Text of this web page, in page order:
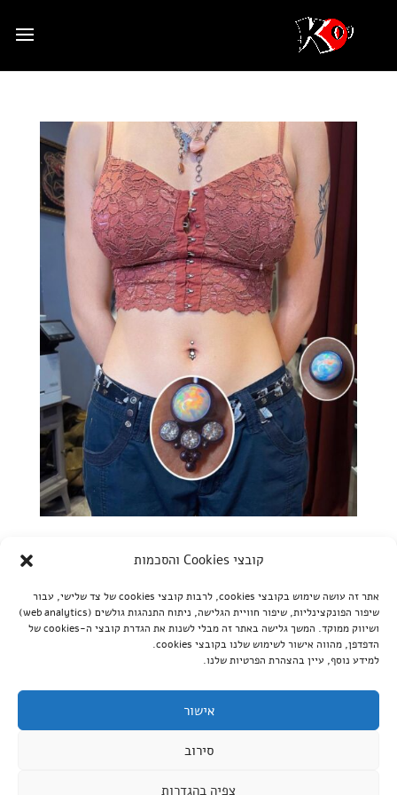
קובצי Cookies והסכמות
אתר זה עושה שימוש בקובצי cookies, לרבות קובצי cookies של צד שלישי, עבור
שיפור הפונקצינליות, שיפור חוויית הגלישה, ניתוח התנהגות גולשים (web analytics)
ושיווק ממוקד. המשך גלישה באתר זה מבלי לשנות את הגדרת קובצי ה-cookies של
הדפדפן, מהווה אישור לשימוש שלנו בקובצי cookies.
למידע נוסף, עיין בהצהרת הפרטיות שלנו.
אישור
סירוב
צפיה בהגדרות
עגיל בטבור: מחיר, החלמה ותכשיט ראשון
|דף בית, חשוב לדעת
נכתב על ידי אז בא לכם עגיל בטבור? לגמרי מובן! זה סטייל, זה
טרנדי, וזה יכול להיות תוספת אש ללוק שלכם. אבל רגע לפני
שאתם רצים לעשות פירסינג, יש כמה דברים סופר חשובים
שאתם חייבים לדעת. אנחנו כאן כדי לעשות לכם סדר בבלאגן
ולתת לכם את כל הטיפים הכי שווים, בלי חפירות...
כל הזכויות שמורות לקוי טאטו © |